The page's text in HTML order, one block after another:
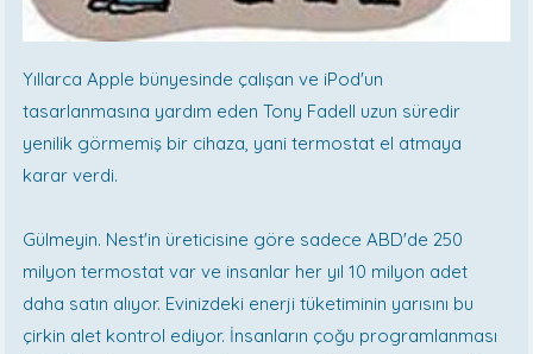
Yıllarca Apple bünyesinde çalışan ve iPod'un
tasarlanmasına yardım eden Tony Fadell uzun süredir
yenilik görmemiş bir cihaza, yani termostat el atmaya
karar verdi.
Gülmeyin. Nest'in üreticisine göre sadece ABD'de 250
milyon termostat var ve insanlar her yıl 10 milyon adet
daha satın alıyor. Evinizdeki enerji tüketiminin yarısını bu
çirkin alet kontrol ediyor. İnsanların çoğu programlanması